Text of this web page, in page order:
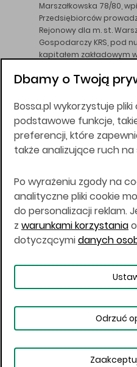
Marszałkowska 78/80,
Przedsiębiorców
Rejonowy dla m. st.
Gospodarczy KRS, pod
kapitałem zakładowym
DM BOŚ działa na
Wszelkie informacje na
informacje o
kierowane do osób
zamieszkania lub pobytu
Japonii, ani w dowolnej
taki materiał byłby
których zgodne z
inwestycyjnych nie jest
jest możliwe złożenie
w danej jurysdykcji
nabycie poszczególnych
Copyright © 2026 BOŚ |
Warunki korzystania
Dbamy o Twoją
Bossa.pl wykorzystuje
podstawowe funkcje,
preferencji, które
także analizujące ruch na
Po wyrażeniu zgody na
analityczne pliki cookie
do personalizacji reklam.
z warunkami korzystania
dotyczącymidanych
Odrzuć